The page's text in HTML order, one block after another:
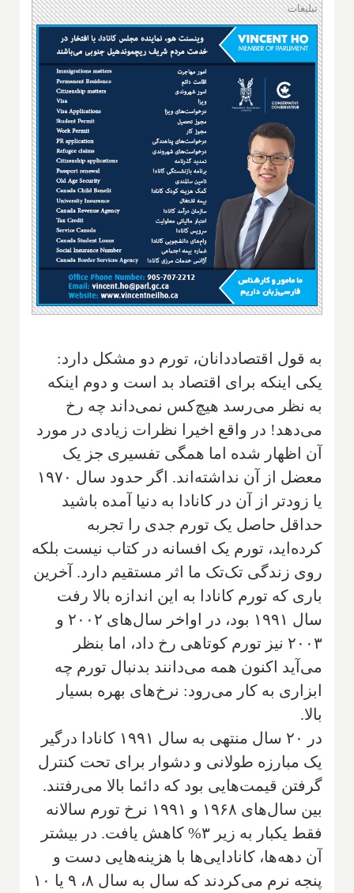
تبلیغات
به قول اقتصاددانان، تورم دو مشکل دارد:
یکی اینکه برای اقتصاد بد است و دوم اینکه
به نظر می‌رسد هیچ‌کس نمی‌داند چه رخ
می‌دهد! در واقع اخیرا نظرات زیادی در مورد
آن اظهار شده اما همگی تفسیری جز یک
معضل از آن نداشته‌اند. اگر حدود سال ۱۹۷۰
یا زودتر از آن در کانادا به دنیا آمده باشید
حداقل حاصل یک تورم جدی را تجربه
کرده‌اید، تورم یک افسانه در کتاب نیست بلکه
روی زندگی تک‌تک ما اثر مستقیم دارد. آخرین
باری که تورم کانادا به این اندازه بالا رفت
سال ۱۹۹۱ بود، در اواخر سال‌های ۲۰۰۲ و
۲۰۰۳ نیز تورم کوتاهی رخ داد، اما بنظر
می‌آید اکنون همه می‌دانند بدنبال تورم چه
ابزاری به کار می‌رود: نرخ‌های بهره بسیار
بالا.
در ۲۰ سال منتهی به سال ۱۹۹۱ کانادا درگیر
یک مبارزه طولانی و دشوار برای تحت کنترل
گرفتن قیمت‌هایی بود که دائما بالا می‌رفتند.
بین سال‌های ۱۹۶۸ و ۱۹۹۱ نرخ تورم سالانه
فقط یکبار به زیر ۳% کاهش یافت. در بیشتر
آن دهه‌ها، کانادایی‌ها با هزینه‌هایی دست و
پنجه نرم می‌کردند که سال به سال ۸، ۹ یا ۱۰